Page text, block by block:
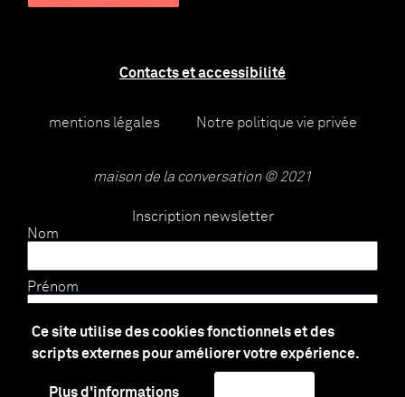
Ce site utilise des cookies fonctionnels et des
scripts externes pour améliorer votre expérience.
Plus d'informations
Contacts et accessibilité
mentions légales Notre politique vie privée
maison de la conversation © 2021
Inscription newsletter
Nom
Prénom
E-mail